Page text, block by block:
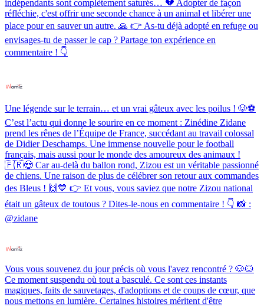
indépendants sont complètement saturés… 💔 Adopter de façon
réfléchie, c'est offrir une seconde chance à un animal et libérer une
place pour en sauver un autre. 🙏 👉 As-tu déjà adopté en refuge ou
envisages-tu de passer le cap ? Partage ton expérience en
commentaire ! 👇
Une légende sur le terrain… et un vrai gâteux avec les poilus ! 🐶⚽️
C’est l’actu qui donne le sourire en ce moment : Zinédine Zidane
prend les rênes de l’Équipe de France, succédant au travail colossal
de Didier Deschamps. Une immense nouvelle pour le football
français, mais aussi pour le monde des amoureux des animaux !
🇫🇷😍 Car au-delà du ballon rond, Zizou est un véritable passionné
de chiens. Une raison de plus de célébrer son retour aux commandes
des Bleus ! 🙌💙 👉 Et vous, vous saviez que notre Zizou national
était un gâteux de toutous ? Dites-le-nous en commentaire ! 👇 📸 :
@zidane
Vous vous souvenez du jour précis où vous l'avez rencontré ? 🐶🐱
Ce moment suspendu où tout a basculé. Ce sont ces instants
magiques, faits de sauvetages, d'adoptions et de coups de cœur, que
nous mettons en lumière. Certaines histoires méritent d'être